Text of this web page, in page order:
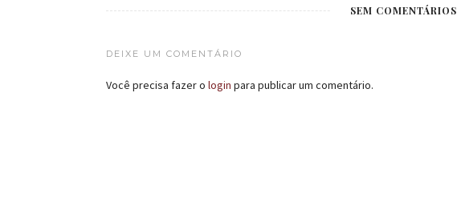
SEM COMENTÁRIOS
DEIXE UM COMENTÁRIO
Você precisa fazer o login para publicar um comentário.